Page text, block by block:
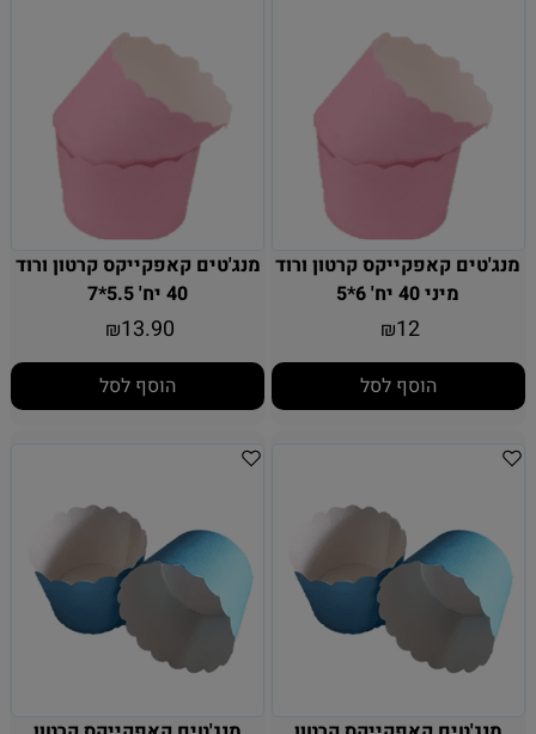
מנג'טים קאפקייקס קרטון ורוד
מיני 40 יח' 6*5
₪12
הוסף לסל
מנג'טים קאפקייקס קרטון ורוד
40 יח' 5.5*7
₪13.90
הוסף לסל